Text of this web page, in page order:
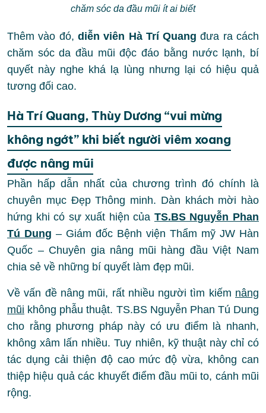
chăm sóc da đầu mũi ít ai biết
Thêm vào đó, diễn viên Hà Trí Quang đưa ra cách
chăm sóc da đầu mũi độc đáo bằng nước lạnh, bí
quyết này nghe khá lạ lùng nhưng lại có hiệu quả
tương đối cao.
Hà Trí Quang, Thùy Dương “vui mừng
không ngớt” khi biết người viêm xoang
được nâng mũi
Phần hấp dẫn nhất của chương trình đó chính là
chuyên mục Đẹp Thông minh. Dàn khách mời hào
hứng khi có sự xuất hiện của TS.BS Nguyễn Phan
Tú Dung – Giám đốc Bệnh viện Thẩm mỹ JW Hàn
Quốc – Chuyên gia nâng mũi hàng đầu Việt Nam
chia sẻ về những bí quyết làm đẹp mũi.
Về vấn đề nâng mũi, rất nhiều người tìm kiếm nâng
mũi không phẫu thuật. TS.BS Nguyễn Phan Tú Dung
cho rằng phương pháp này có ưu điểm là nhanh,
không xâm lấn nhiều. Tuy nhiên, kỹ thuật này chỉ có
tác dụng cải thiện độ cao mức độ vừa, không can
thiệp hiệu quả các khuyết điểm đầu mũi to, cánh mũi
rộng.